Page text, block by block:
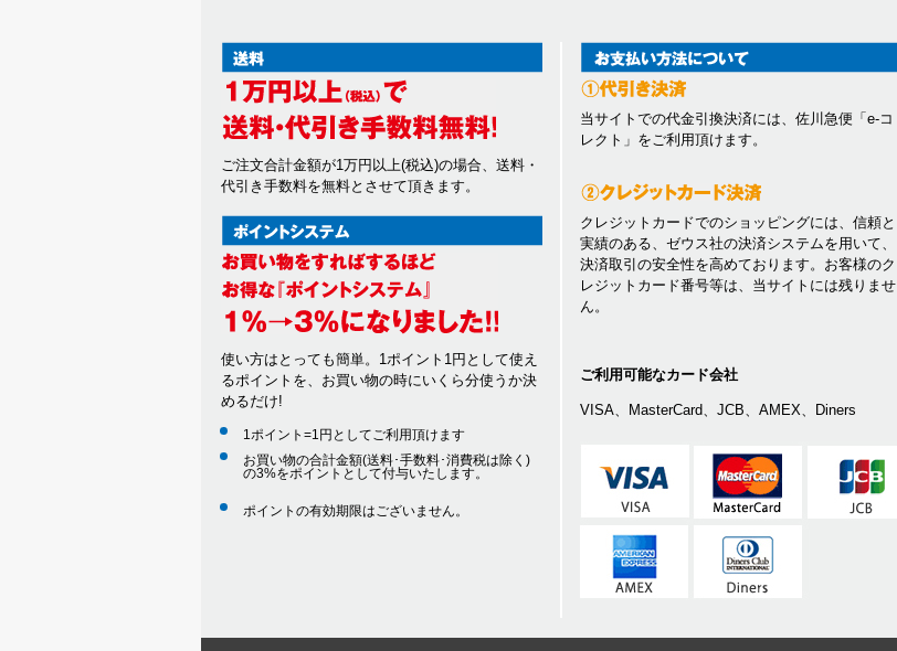
ご注文合計金額が1万円以上(税込)の場合、送料・
代引き手数料を無料とさせて頂きます。
使い方はとっても簡単。1ポイント1円として使え
るポイントを、お買い物の時にいくら分使うか決
めるだけ!
1ポイント=1円としてご利用頂けます
お買い物の合計金額(送料･手数料･消費税は除く)
の3%をポイントとして付与いたします。
ポイントの有効期限はございません。
当サイトでの代金引換決済には、佐川急便「e-コ
レクト」をご利用頂けます。
クレジットカードでのショッピングには、信頼と
実績のある、ゼウス社の決済システムを用いて、
決済取引の安全性を高めております。お客様のク
レジットカード番号等は、当サイトには残りませ
ん。
ご利用可能なカード会社
VISA、MasterCard、JCB、AMEX、Diners